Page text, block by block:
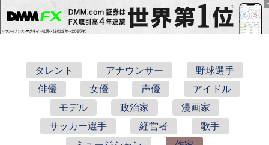
タレント アナウンサー
野球選手
俳優
女優 声優
アイドル
モデル
政治家
漫画家
サッカー選手
経営者
歌手